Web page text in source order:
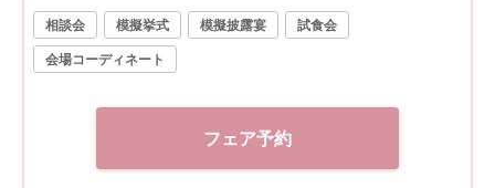
相談会
模擬挙式 模擬披露宴
試食会
会場コーディネート
フェア予約